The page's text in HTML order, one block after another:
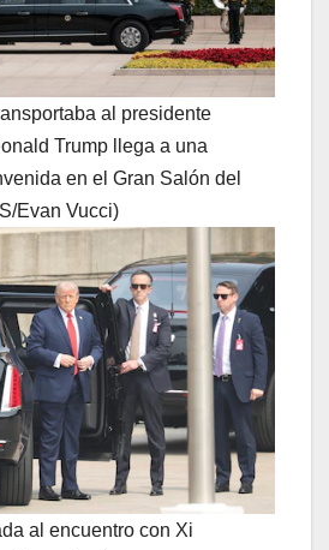
al presidente
Trump llega a una
en el Gran Salón del
Evan Vucci)
al encuentro con Xi